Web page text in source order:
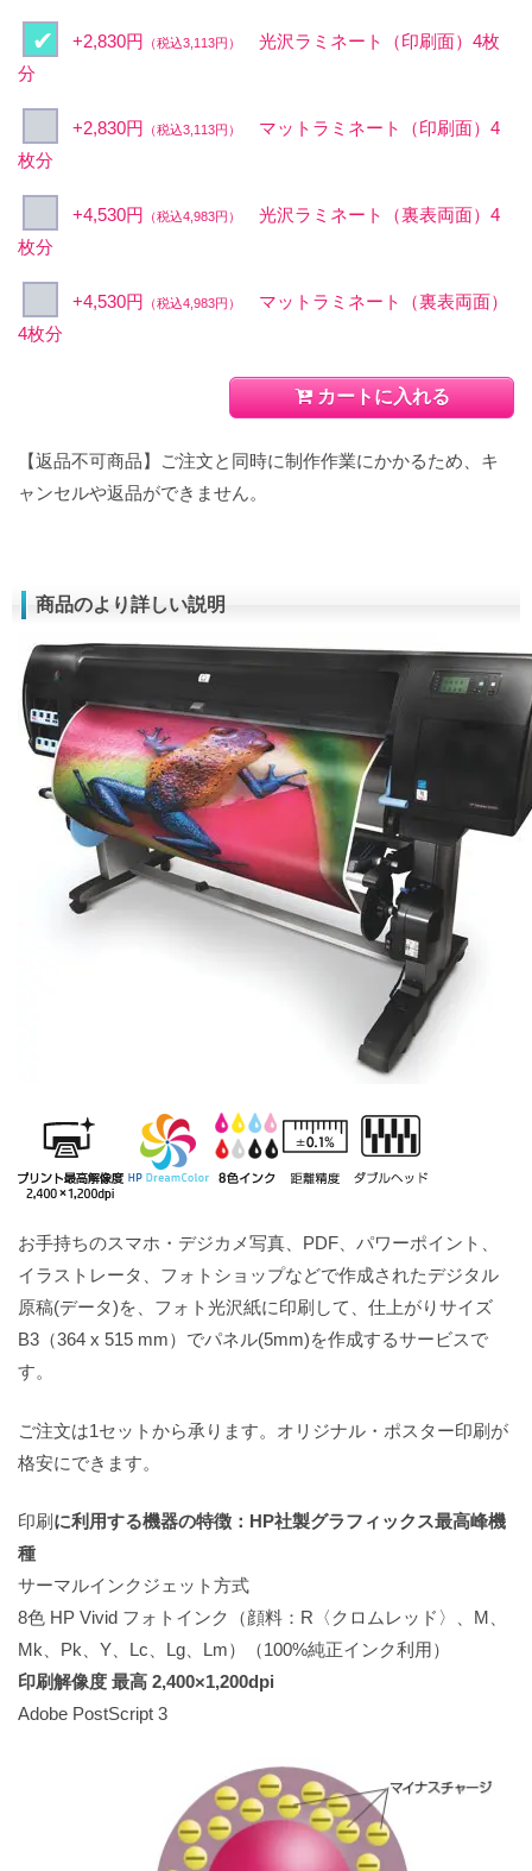
+2,830円 （税込3,113円）
光沢ラミネート（印刷面）4枚
分
+2,830円 （税込3,113円）
マットラミネート（印刷面）4
枚分
+4,530円 （税込4,983円）
光沢ラミネート（裏表両面）4
枚分
+4,530円 （税込4,983円）
マットラミネート（裏表両面）
4枚分
カートに入れる
【返品不可商品】ご注文と同時に制作作業にかかるため、キ
ャンセルや返品ができません。
商品のより詳しい説明
お手持ちのスマホ・デジカメ写真、PDF、パワーポイント、
イラストレータ、フォトショップなどで作成されたデジタル
原稿(データ)を、フォト光沢紙に印刷して、仕上がりサイズ
B3（364 x 515 mm）でパネル(5mm)を作成するサービスで
す。
ご注文は1セットから承ります。オリジナル・ポスター印刷が
格安にできます。
印刷 に利用する機器の特徴：HP社製グラフィックス最高峰機
種
サーマルインクジェット方式
8色 HP Vivid フォトインク（顔料：R〈クロムレッド〉、M、
Mk、Pk、Y、Lc、Lg、Lm）（100%純正インク利用）
印刷解像度 最高 2,400×1,200dpi
Adobe PostScript 3